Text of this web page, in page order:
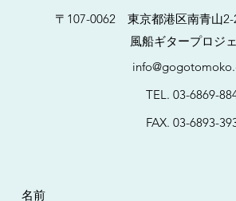
〒107-0062 東京都港区南青山2-
風船ギタープロジ
TEL. 03-6869-
FAX. 03-6893-